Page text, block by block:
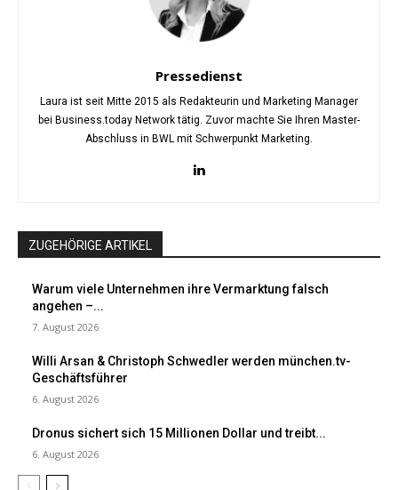
Pressedienst
Laura ist seit Mitte 2015 als Redakteurin und Marketing Manager
bei Business.today Network tätig. Zuvor machte Sie Ihren Master-
Abschluss in BWL mit Schwerpunkt Marketing.
ZUGEHÖRIGE ARTIKEL
Warum viele Unternehmen ihre Vermarktung falsch
angehen –...
7. August 2026
Willi Arsan & Christoph Schwedler werden münchen.tv-
Geschäftsführer
6. August 2026
Dronus sichert sich 15 Millionen Dollar und treibt...
6. August 2026